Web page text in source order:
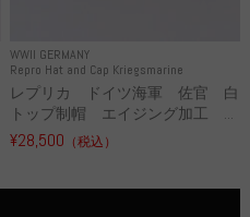
WWII GERMANY
Repro Hat and Cap Kriegsmarine
レプリカ ドイツ海軍 佐官 白
トップ制帽 エイジング加工 ...
¥28,500 （税込）